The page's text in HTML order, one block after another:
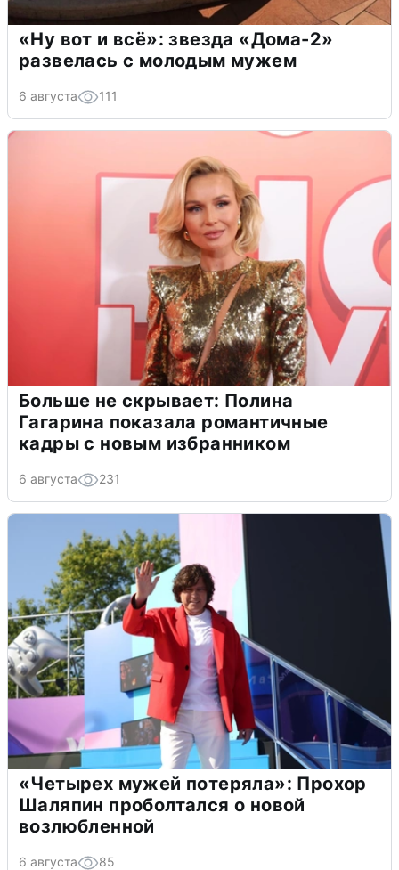
«Ну вот и всё»: звезда «Дома-2»
развелась с молодым мужем
6 августа 111
Больше не скрывает: Полина
Гагарина показала романтичные
кадры с новым избранником
6 августа 231
«Четырех мужей потеряла»: Прохор
Шаляпин проболтался о новой
возлюбленной
6 августа 85